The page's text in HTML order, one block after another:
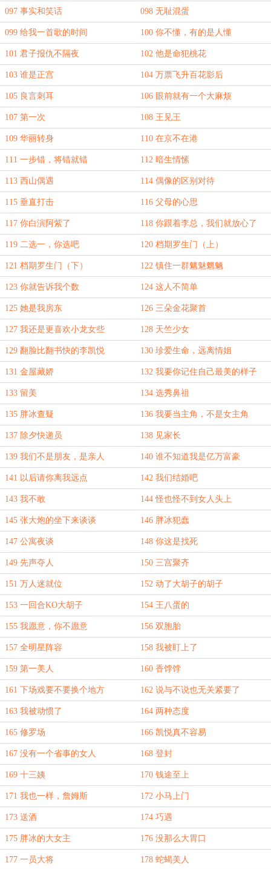
097 事实和笑话 098 无耻混蛋
099 给我一首歌的时间 100 你不懂，有的是人懂
101 君子报仇不隔夜 102 他是命犯桃花
103 谁是正宫 104 万票飞升百花影后
105 良言刺耳 106 眼前就有一个大麻烦
107 第一次 108 王见王
109 华丽转身 110 在京不在港
111 一步错，将错就错 112 暗生情愫
113 西山偶遇 114 偶像的区别对待
115 垂直打击 116 父母的心思
117 你白演阿紫了 118 你跟着李总，我们就放心了
119 二选一，你选吧 120 档期罗生门（上）
121 档期罗生门（下） 122 镇住一群魑魅魍魉
123 你就告诉我个数 124 这人不简单
125 她是我房东 126 三朵金花聚首
127 我还是更喜欢小龙女些 128 天竺少女
129 翻脸比翻书快的李凯悦 130 珍爱生命，远离情姐
131 金屋藏娇 132 我要你记住自己最美的样子
133 留美 134 选秀鼻祖
135 胖冰查疑 136 我要当主角，不是女主角
137 除夕快递员 138 见家长
139 我们不是朋友，是亲人 140 谁不知道我是亿万富豪
141 以后请你离我远点 142 我们结婚吧
143 我不敢 144 怪也怪不到女人头上
145 张大炮的坐下来谈谈 146 胖冰犯蠢
147 公寓夜谈 148 你这是找死
149 先声夺人 150 三宫聚齐
151 万人迷就位 152 动了大胡子的胡子
153 一回合KO大胡子 154 王八蛋的
155 我愿意，你不愿意 156 双胞胎
157 全明星阵容 158 我被盯上了
159 第一美人 160 香饽饽
161 下场戏要不要换个地方 162 说与不说也无关紧要了
163 我被动惯了 164 两种态度
165 修罗场 166 凯悦真不容易
167 没有一个省事的女人 168 登封
169 十三姨 170 钱途至上
171 我也一样，詹姆斯 172 小马上门
173 送酒 174 巧遇
175 胖冰的大女主 176 没那么大胃口
177 一员大将 178 蛇蝎美人